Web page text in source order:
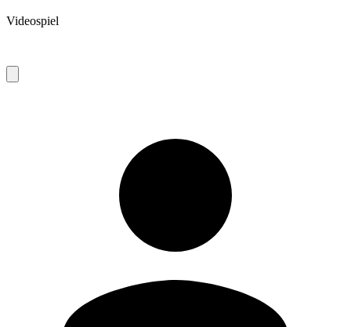
Videospiel